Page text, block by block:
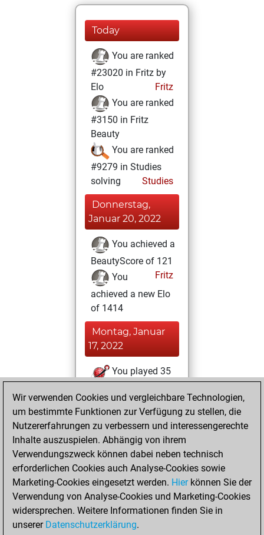
Today
You are ranked
#23020 in Fritz by
Elo
Fritz
You are ranked
#3150 in Fritz
Beauty
You are ranked
#9279 in Studies
solving
Studies
Donnerstag,
Januar 20, 2022
You achieved a
BeautyScore of 121
Fritz
You
achieved a new Elo
of 1414
Montag, Januar
17, 2022
You played 35
You scored +2
=1 -32 in blitz
Dienstag, Januar
11, 2022
You created
your Fritz account
Fritz
You
Wir verwenden Cookies und vergleichbare Technologien,
um bestimmte Funktionen zur Verfügung zu stellen, die
Nutzererfahrungen zu verbessern und interessengerechte
Inhalte auszuspielen. Abhängig von ihrem
Verwendungszweck können dabei neben technisch
erforderlichen Cookies auch Analyse-Cookies sowie
Marketing-Cookies eingesetzt werden. Hierkönnen Sie der
Verwendung von Analyse-Cookies und Marketing-Cookies
widersprechen. Weitere Informationen finden Sie in
unserer Datenschutzerklärung.